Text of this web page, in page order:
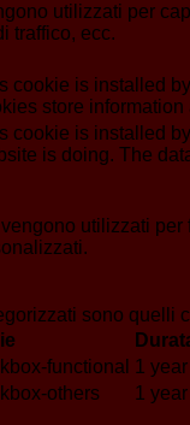
utilizzati per
traffico, ecc.
cookie is installed
store
cookie is installed
is doing. The
vengono utilizzati
sono quelli
functional 1 year
others
1 year